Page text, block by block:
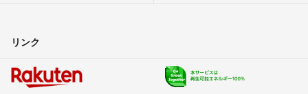
リンク